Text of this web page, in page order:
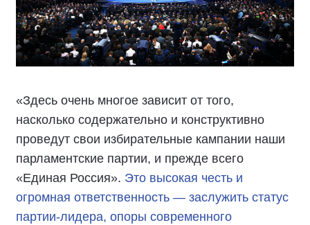
«Здесь очень многое зависит от того,
насколько содержательно и конструктивно
проведут свои избирательные кампании наши
парламентские партии, и прежде всего
«Единая Россия». Это высокая честь и
огромная ответственность — заслужить статус
партии-лидера, опоры современного